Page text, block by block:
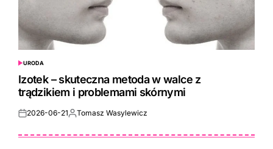
POSTED
IN
URODA
Izotek – skuteczna metoda w walce z
trądzikiem i problemami skórnymi
Posted
2026-06-21Posted
Tomasz Wasylewicz